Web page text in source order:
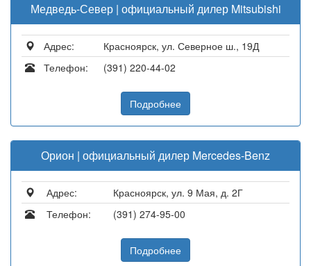
Медведь-Север | официальный дилер Mitsubishi
Адрес:
Красноярск, ул. Северное ш., 19Д
Телефон:
(391) 220-44-02
Подробнее
Орион | официальный дилер Mercedes-Benz
Адрес:
Красноярск, ул. 9 Мая, д. 2Г
Телефон:
(391) 274-95-00
Подробнее